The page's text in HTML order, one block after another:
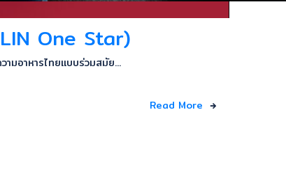
Read More
One Star)
มอาหารไทยแบบร่วมสมัย...